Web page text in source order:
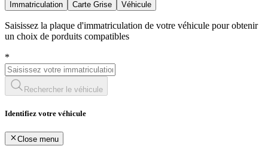
Immatriculation Carte Grise Véhicule
Saisissez la plaque d'immatriculation de votre véhicule pour obtenir
un choix de porduits compatibles
*
Rechercher le véhicule
Identifiez votre véhicule
Close menu